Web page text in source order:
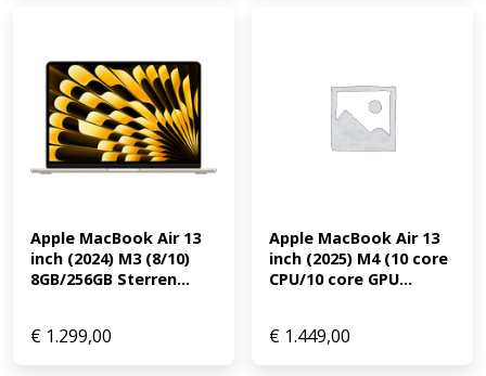
Apple MacBook Air 13
inch (2024) M3 (8/10)
8GB/256GB Sterren...
€ 1.299,00
Apple MacBook Air 13
inch (2025) M4 (10 core
CPU/10 core GPU...
€ 1.449,00